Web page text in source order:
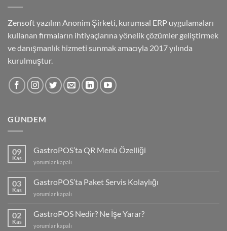
Zensoft yazılım Anonim Şirketi, kurumsal ERP uygulamaları
kullanan firmaların ihtiyaçlarına yönelik çözümler geliştirmek
ve danışmanlık hizmeti sunmak amacıyla 2017 yılında
kurulmuştur.
GÜNDEM
09
Kas
GastroPOS’ta QR Menü Özelliği
GastroPOS’ta
Menü
Özelliği
için
yorumlar kapalı
03
Kas
GastroPOS’ta Paket Servis Kolaylığı
GastroPOS’ta
Servis
Kolaylığı
için
yorumlar kapalı
02
Kas
GastroPOS Nedir? Ne İşe Yarar?
GastroPOS
yorumlar kapalı